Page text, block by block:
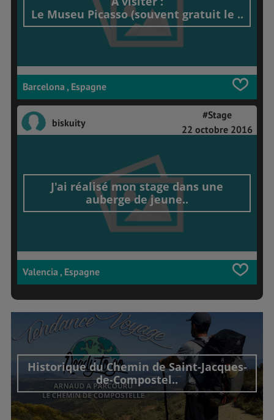
Le Museu Picasso (souvent gratuit le ..
Barcelona , Espagne
biskuity
#Stage
22 octobre 2016
J'ai réalisé mon stage dans une
auberge de jeune..
Valencia , Espagne
Historique du Chemin de Saint-Jacques-
de-Compostel..